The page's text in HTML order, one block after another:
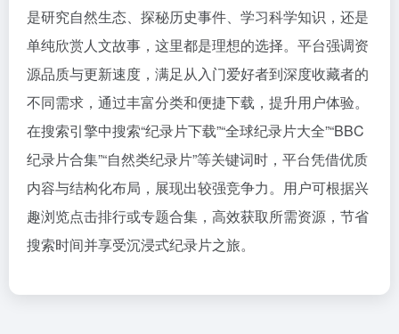
是研究自然生态、探秘历史事件、学习科学知识，还是
单纯欣赏人文故事，这里都是理想的选择。平台强调资
源品质与更新速度，满足从入门爱好者到深度收藏者的
不同需求，通过丰富分类和便捷下载，提升用户体验。
在搜索引擎中搜索“纪录片下载”“全球纪录片大全”“BBC
纪录片合集”“自然类纪录片”等关键词时，平台凭借优质
内容与结构化布局，展现出较强竞争力。用户可根据兴
趣浏览点击排行或专题合集，高效获取所需资源，节省
搜索时间并享受沉浸式纪录片之旅。